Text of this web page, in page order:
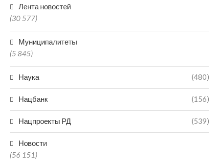
Лента новостей
(30 577)
Муниципалитеты
(5 845)
Наука (480)
Нацбанк (156)
Нацпроекты РД (539)
Новости
(56 151)